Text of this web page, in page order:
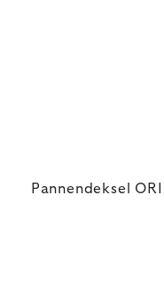
Pannendeksel